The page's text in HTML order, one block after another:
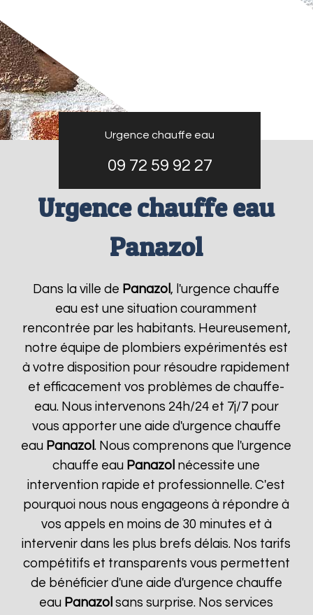
Urgence chauffe eau
09 72 59 92 27
Urgence chauffe eau
Panazol
Dans la ville de Panazol, l'urgence chauffe
eau est une situation couramment
rencontrée par les habitants. Heureusement,
notre équipe de plombiers expérimentés est
à votre disposition pour résoudre rapidement
et efficacement vos problèmes de chauffe-
eau. Nous intervenons 24h/24 et 7j/7 pour
vous apporter une aide d'urgence chauffe
eau Panazol. Nous comprenons que l'urgence
chauffe eau Panazol nécessite une
intervention rapide et professionnelle. C'est
pourquoi nous nous engageons à répondre à
vos appels en moins de 30 minutes et à
intervenir dans les plus brefs délais. Nos tarifs
compétitifs et transparents vous permettent
de bénéficier d'une aide d'urgence chauffe
eau Panazol sans surprise. Nos services